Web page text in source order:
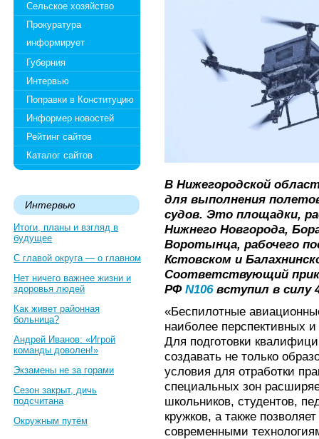
Сельское хозяйство
Прокуратура
информирует
Губерния
Интервью
Поправки в Конституцию
Информер новостей
Рейтинг сайтов
Каталог сайтов
Интервью
Итоги, планы и взгляд в
будущее
С главой округа — о главном
Нет ничего важнее жизни и
здоровья людей
Как живет районная
больница?
Андрей Иванов: «Игрой
команды доволен!»
Экзамены не за горами
Сезон закрыт, дичь
подсчитана
Окружным путём
В Нижегородской
для выполнения
судов. Это площадки,
Нижнего Новгорода,
Воротынца, рабочего
Кстовском и
Соответствующий
РФ N106вступил в силу
«Беспилотные
наиболее перспективных
Для подготовки
создавать не только
условия для отработки
специальных зон
школьников, студентов,
кружков, а также
современными